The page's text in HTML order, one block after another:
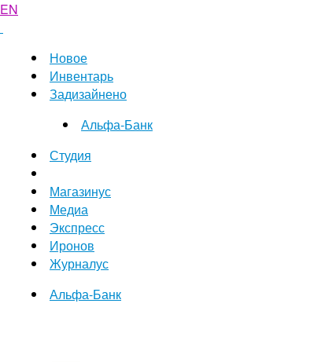
EN
Новое
Инвентарь
Задизайнено
Альфа-Банк
Студия
Магазинус
Медиа
Экспресс
Иронов
Журналус
Альфа-Банк